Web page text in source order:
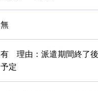
無
有 理由：派遣期間終了
予定